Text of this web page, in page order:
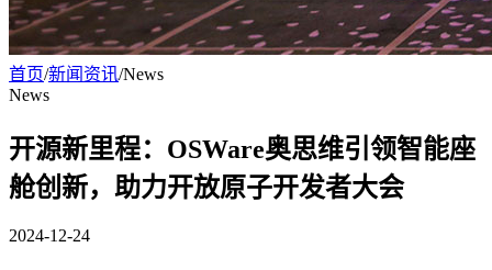
首页/新闻资讯/News
News
开源新里程：OSWare奥思维引领智能座
舱创新，助力开放原子开发者大会
2024-12-24